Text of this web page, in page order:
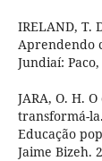
IRELAND, T.
Aprendendo
Jundiaí: Paco,
JARA, O. H.
transformá-
Educação
Jaime Bizeh.